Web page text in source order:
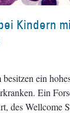
Kindern
ein
Ein
des Wellcome